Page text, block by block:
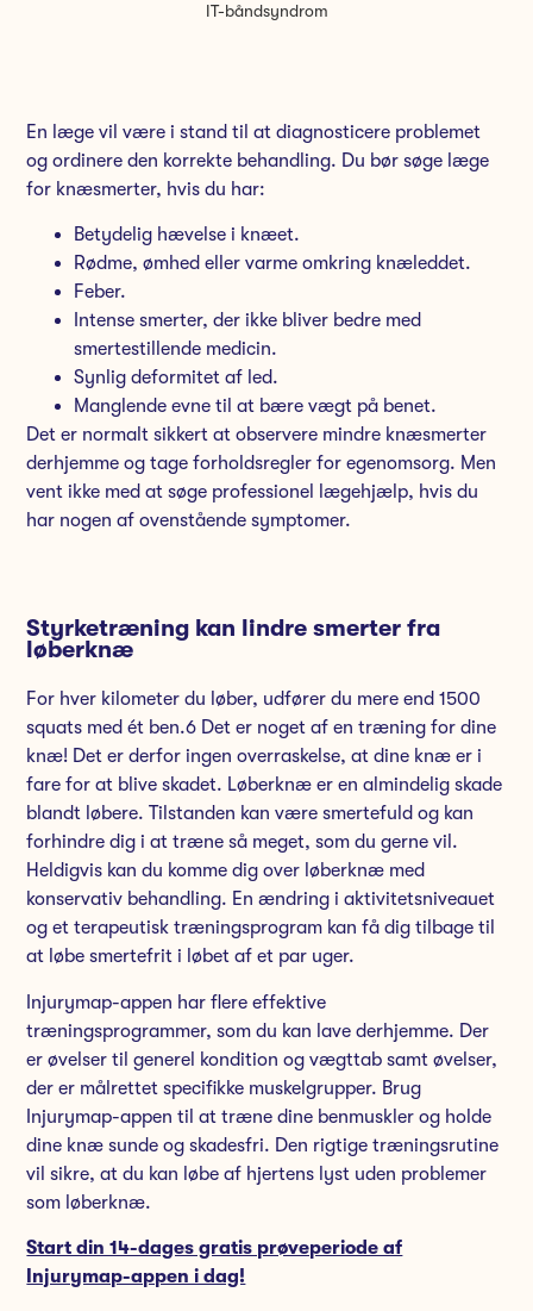
IT-båndsyndrom
En læge vil være i stand til at diagnosticere problemet
og ordinere den korrekte behandling. Du bør søge læge
for knæsmerter, hvis du har:
Betydelig hævelse i knæet.
Rødme, ømhed eller varme omkring knæleddet.
Feber.
Intense smerter, der ikke bliver bedre med
smertestillende medicin.
Synlig deformitet af led.
Manglende evne til at bære vægt på benet.
Det er normalt sikkert at observere mindre knæsmerter
derhjemme og tage forholdsregler for egenomsorg. Men
vent ikke med at søge professionel lægehjælp, hvis du
har nogen af ovenstående symptomer.
Styrketræning kan lindre smerter fra
løberknæ
For hver kilometer du løber, udfører du mere end 1500
squats med ét ben.6 Det er noget af en træning for dine
knæ! Det er derfor ingen overraskelse, at dine knæ er i
fare for at blive skadet. Løberknæ er en almindelig skade
blandt løbere. Tilstanden kan være smertefuld og kan
forhindre dig i at træne så meget, som du gerne vil.
Heldigvis kan du komme dig over løberknæ med
konservativ behandling. En ændring i aktivitetsniveauet
og et terapeutisk træningsprogram kan få dig tilbage til
at løbe smertefrit i løbet af et par uger.
Injurymap-appen har flere effektive
træningsprogrammer, som du kan lave derhjemme. Der
er øvelser til generel kondition og vægttab samt øvelser,
der er målrettet specifikke muskelgrupper. Brug
Injurymap-appen til at træne dine benmuskler og holde
dine knæ sunde og skadesfri. Den rigtige træningsrutine
vil sikre, at du kan løbe af hjertens lyst uden problemer
som løberknæ.
Start din 14-dages gratis prøveperiode af
Injurymap-appen i dag!